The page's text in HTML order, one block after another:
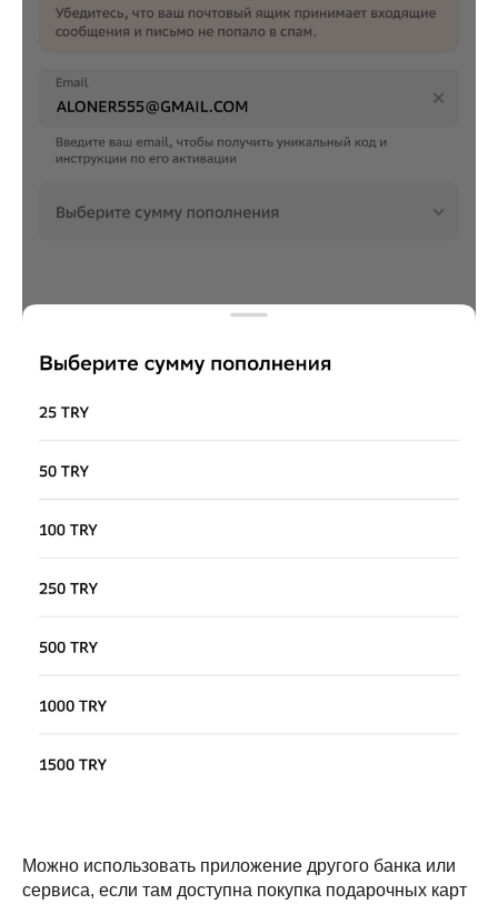
Можно использовать приложение другого банка или
сервиса, если там доступна покупка подарочных карт